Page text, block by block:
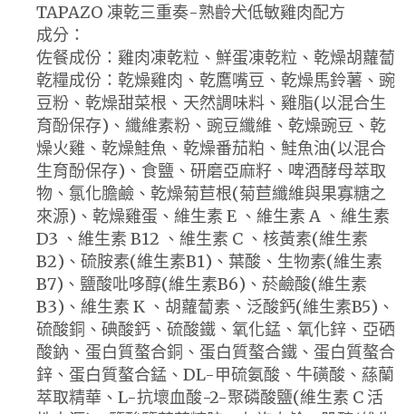
TAPAZO 凍乾三重奏-熟齡犬低敏雞肉配方
成分：
佐餐成份：雞肉凍乾粒、鮮蛋凍乾粒、乾燥胡蘿蔔
乾糧成份：乾燥雞肉、乾鷹嘴豆、乾燥馬鈴薯、豌
豆粉、乾燥甜菜根、天然調味料、雞脂(以混合生
育酚保存)、纖維素粉、豌豆纖維、乾燥豌豆、乾
燥火雞、乾燥鮭魚、乾燥番茄粕、鮭魚油(以混合
生育酚保存)、食鹽、研磨亞麻籽、啤酒酵母萃取
物、氯化膽鹼、乾燥菊苣根(菊苣纖維與果寡糖之
來源)、乾燥雞蛋、維生素 E 、維生素 A 、維生素
D3 、維生素 B12 、維生素 C 、核黃素(維生素
B2)、硫胺素(維生素B1)、葉酸、生物素(維生素
B7)、鹽酸吡哆醇(維生素B6)、菸鹼酸(維生素
B3)、維生素 K 、胡蘿蔔素、泛酸鈣(維生素B5)、
硫酸銅、碘酸鈣、硫酸鐵、氧化錳、氧化鋅、亞硒
酸鈉、蛋白質螯合銅、蛋白質螯合鐵、蛋白質螯合
鋅、蛋白質螯合錳、DL-甲硫氨酸、牛磺酸、蕬蘭
萃取精華、L-抗壞血酸-2-聚磷酸鹽(維生素 C 活